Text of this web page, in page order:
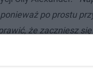
po prostu
że zaczniesz